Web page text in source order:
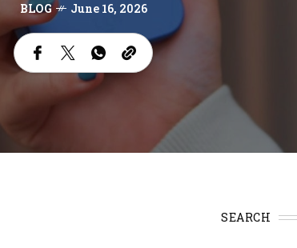
BLOG June 16, 2026
SEARCH